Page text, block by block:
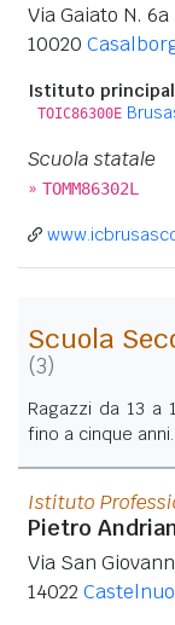
Via Gaiato N. 6a
10020
Istituto
TOIC86300E
Scuola statale
» TOMM86302L
Scuola
(3)
Ragazzi da 13 a
fino a cinque anni.
Istituto
Pietro
Via San
14022